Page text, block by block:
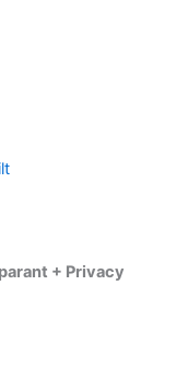
+ Privacy